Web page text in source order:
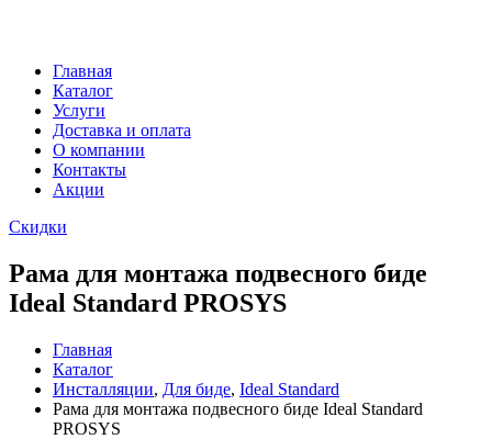
Главная
Каталог
Услуги
Доставка и оплата
О компании
Контакты
Акции
Скидки
Рама для монтажа подвесного биде
Ideal Standard PROSYS
Главная
Каталог
Инсталляции, Для биде, Ideal Standard
Рама для монтажа подвесного биде Ideal Standard
PROSYS